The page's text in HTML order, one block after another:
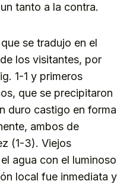
tanto a la contra.
se tradujo en el
los visitantes, por
1-1 y primeros
que se precipitaron
duro castigo en forma
ambos de
(1-3). Viejos
agua con el luminoso
local fue inmediata y